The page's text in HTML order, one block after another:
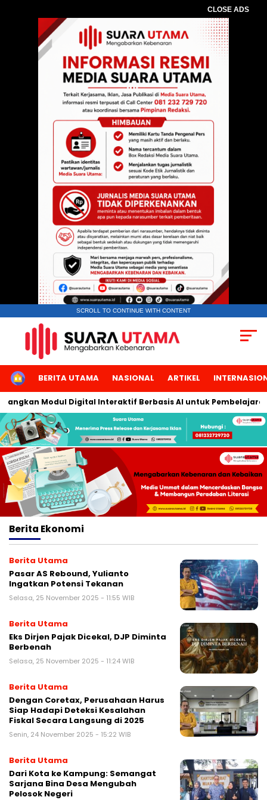
CLOSE ADS
SCROLL TO CONTINUE WITH CONTENT
HOMEBERITA UTAMA NASIONAL ARTIKEL
Modul Digital Interaktif Berbasis AI untuk Pembelajaran
Berita Ekonomi
Berita Utama
Pasar AS Rebound, Yulianto
Ingatkan Potensi Tekanan
Selasa, 25 November 2025 - 11:55 WIB
Berita Utama
Eks Dirjen Pajak Dicekal, DJP Diminta
Berbenah
Selasa, 25 November 2025 - 11:24 WIB
Berita Utama
Dengan Coretax, Perusahaan Harus
Siap Hadapi Deteksi Kesalahan
Fiskal Secara Langsung di 2025
Senin, 24 November 2025 - 15:22 WIB
Berita Utama
Dari Kota ke Kampung: Semangat
Sarjana Bina Desa Mengubah
Pelosok Negeri